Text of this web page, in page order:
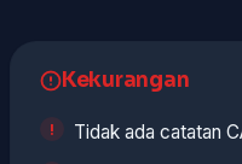
Kekurangan
Tidak ada catatan